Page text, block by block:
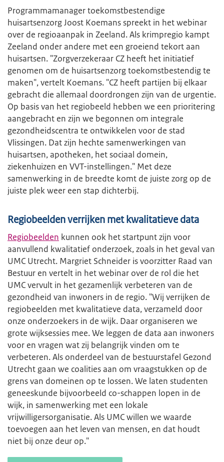
Programmamanager toekomstbestendige
huisartsenzorg Joost Koemans spreekt in het webinar
over de regioaanpak in Zeeland. Als krimpregio kampt
Zeeland onder andere met een groeiend tekort aan
huisartsen. "Zorgverzekeraar CZ heeft het initiatief
genomen om de huisartsenzorg toekomstbestendig te
maken", vertelt Koemans. "CZ heeft partijen bij elkaar
gebracht die allemaal doordrongen zijn van de urgentie.
Op basis van het regiobeeld hebben we een prioritering
aangebracht en zijn we begonnen om integrale
gezondheidscentra te ontwikkelen voor de stad
Vlissingen. Dat zijn hechte samenwerkingen van
huisartsen, apotheken, het sociaal domein,
ziekenhuizen en VVT-instellingen." Met deze
samenwerking in de breedte komt de juiste zorg op de
juiste plek weer een stap dichterbij.
Regiobeelden verrijken met kwalitatieve data
Regiobeelden kunnen ook het startpunt zijn voor
aanvullend kwalitatief onderzoek, zoals in het geval van
UMC Utrecht. Margriet Schneider is voorzitter Raad van
Bestuur en vertelt in het webinar over de rol die het
UMC vervult in het gezamenlijk verbeteren van de
gezondheid van inwoners in de regio. "Wij verrijken de
regiobeelden met kwalitatieve data, verzameld door
onze onderzoekers in de wijk. Daar organiseren we
grote wijksessies mee. We leggen de data aan inwoners
voor en vragen wat zij belangrijk vinden om te
verbeteren. Als onderdeel van de bestuurstafel Gezond
Utrecht gaan we coalities aan om vraagstukken op de
grens van domeinen op te lossen. We laten studenten
geneeskunde bijvoorbeeld co-schappen lopen in de
wijk, in samenwerking met een lokale
vrijwilligersorganisatie. Als UMC willen we waarde
toevoegen aan het leven van mensen, en dat houdt
niet bij onze deur op."